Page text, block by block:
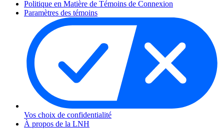
Politique en Matière de Témoins de Connexion
Paramètres des témoins
Vos choix de confidentialité
À propos de la LNH